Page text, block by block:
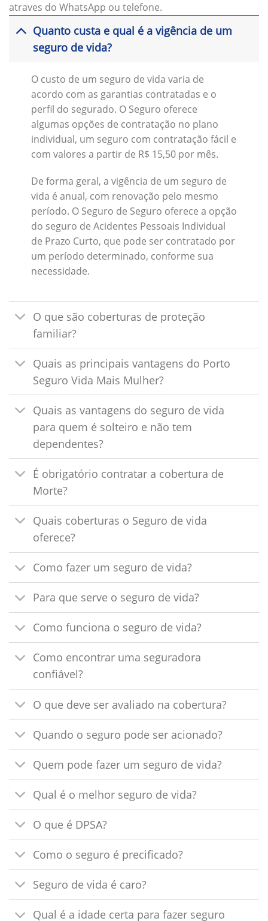
atraves do WhatsApp ou telefone.
Quanto custa e qual é a vigência de um
seguro de vida?
O custo de um seguro de vida varia de
acordo com as garantias contratadas e o
perfil do segurado. O Seguro oferece
algumas opções de contratação no plano
individual, um seguro com contratação fácil e
com valores a partir de R$ 15,50 por mês.
De forma geral, a vigência de um seguro de
vida é anual, com renovação pelo mesmo
período. O Seguro de Seguro oferece a opção
do seguro de Acidentes Pessoais Individual
de Prazo Curto, que pode ser contratado por
um período determinado, conforme sua
necessidade.
O que são coberturas de proteção
familiar?
Quais as principais vantagens do Porto
Seguro Vida Mais Mulher?
Quais as vantagens do seguro de vida
para quem é solteiro e não tem
dependentes?
É obrigatório contratar a cobertura de
Morte?
Quais coberturas o Seguro de vida
oferece?
Como fazer um seguro de vida?
Para que serve o seguro de vida?
Como funciona o seguro de vida?
Como encontrar uma seguradora
confiável?
O que deve ser avaliado na cobertura?
Quando o seguro pode ser acionado?
Quem pode fazer um seguro de vida?
Qual é o melhor seguro de vida?
O que é DPSA?
Como o seguro é precificado?
Seguro de vida é caro?
Qual é a idade certa para fazer seguro